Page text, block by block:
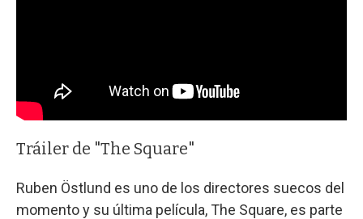
Tráiler de "The Square"
Ruben Östlund es uno de los directores suecos del
momento y su última película, The Square, es parte